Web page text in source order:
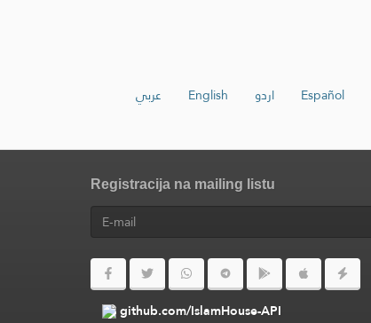
عربي English اردو Español
Registracija na mailing listu
github.com/IslamHouse-API